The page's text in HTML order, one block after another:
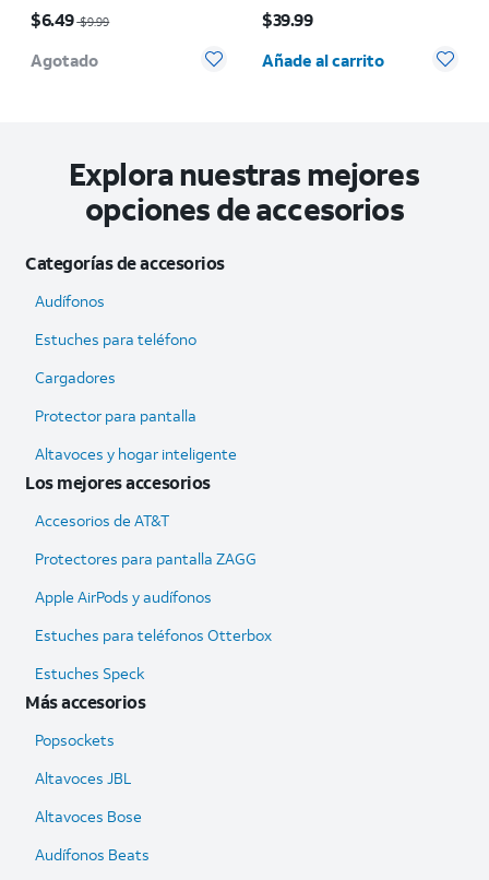
$6.49$9.99
Agotado
$39.99
Cantidad seleccionada: 0
Añade al carrito
Explora nuestras mejores
opciones de accesorios
Categorías de accesorios
Audífonos
Estuches para teléfono
Cargadores
Protector para pantalla
Altavoces y hogar inteligente
Los mejores accesorios
Accesorios de AT&T
Protectores para pantalla ZAGG
Apple AirPods y audífonos
Estuches para teléfonos Otterbox
Estuches Speck
Más accesorios
Popsockets
Altavoces JBL
Altavoces Bose
Audífonos Beats